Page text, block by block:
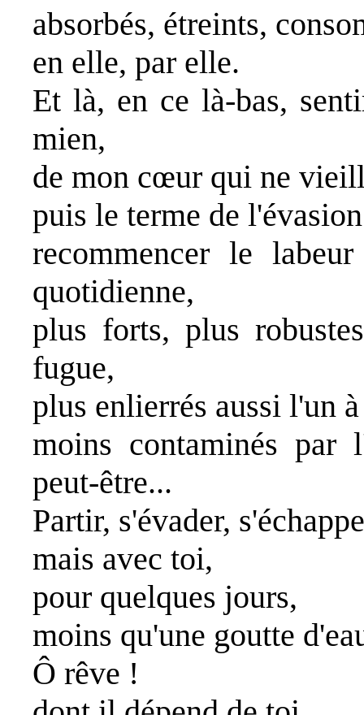
absorbés, étreints,
en elle, par elle.
Et là, en ce là-bas,
mien,
de mon cœur qui ne
puis le terme de
recommencer le
quotidienne,
plus forts, plus
fugue,
plus enlierrés aussi l'un
moins contaminés par
peut-être...
Partir, s'évader,
mais avec toi,
pour quelques jours,
moins qu'une goutte
Ô rêve !